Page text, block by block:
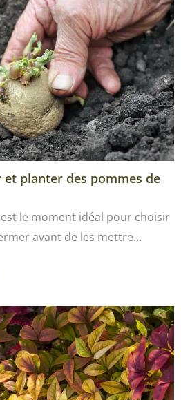
planter des pommes de
le moment idéal pour choisir
avant de les mettre…